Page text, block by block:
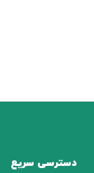
دسترسی سریع